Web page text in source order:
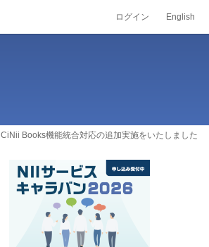
ログイン English
CiNii Books機能統合対応の追加実施をいたしました